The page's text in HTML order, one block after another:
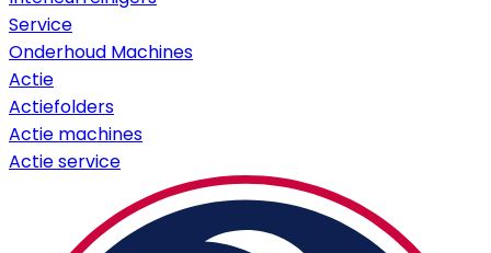
Service
Onderhoud Machines
Actie
Actiefolders
Actie machines
Actie service